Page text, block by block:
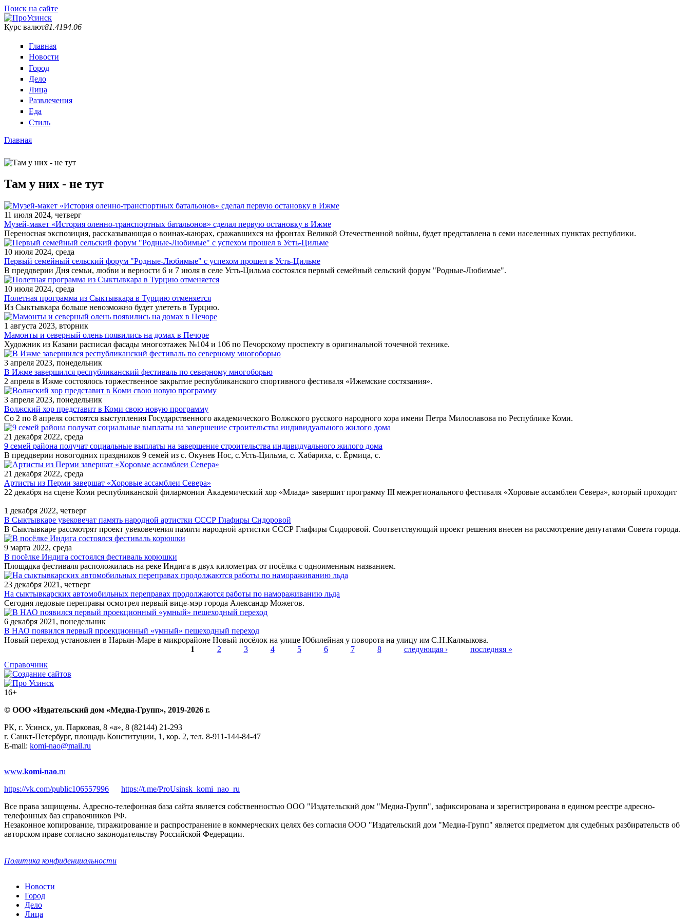
Поиск на сайте
Курс валют81.4194.06
Главная
Новости
Город
Дело
Лица
Развлечения
Еда
Стиль
Главная
Там у них - не тут
11 июля 2024, четверг
Музей-макет «История оленно-транспортных батальонов» сделал первую остановку в Ижме
Переносная экспозиция, рассказывающая о воинах-каюрах, сражавшихся на фронтах Великой Отечественной войны, будет представлена в семи населенных пунктах республики.
10 июля 2024, среда
Первый семейный сельский форум "Родные-Любимые" с успехом прошел в Усть-Цильме
В преддверии Дня семьи, любви и верности 6 и 7 июля в селе Усть-Цильма состоялся первый семейный сельский форум "Родные-Любимые".
10 июля 2024, среда
Полетная программа из Сыктывкара в Турцию отменяется
Из Сыктывкара больше невозможно будет улететь в Турцию.
1 августа 2023, вторник
Мамонты и северный олень появились на домах в Печоре
Художник из Казани расписал фасады многоэтажек №104 и 106 по Печорскому проспекту в оригинальной точечной технике.
3 апреля 2023, понедельник
В Ижме завершился республиканский фестиваль по северному многоборью
2 апреля в Ижме состоялось торжественное закрытие республиканского спортивного фестиваля «Ижемские состязания».
3 апреля 2023, понедельник
Волжский хор представит в Коми свою новую программу
Со 2 по 8 апреля состоятся выступления Государственного академического Волжского русского народного хора имени Петра Милославова по Республике Коми.
21 декабря 2022, среда
9 семей района получат социальные выплаты на завершение строительства индивидуального жилого дома
В преддверии новогодних праздников 9 семей из с. Окунев Нос, с.Усть-Цильма, с. Хабариха, с. Ёрмица, с.
21 декабря 2022, среда
Артисты из Перми завершат «Хоровые ассамблеи Севера»
22 декабря на сцене Коми республиканской филармонии Академический хор «Млада» завершит программу III межрегионального фестиваля «Хоровые ассамблеи Севера», который проходит
1 декабря 2022, четверг
В Сыктывкаре увековечат память народной артистки СССР Глафиры Сидоровой
В Сыктывкаре рассмотрят проект увековечения памяти народной артистки СССР Глафиры Сидоровой. Соответствующий проект решения внесен на рассмотрение депутатами Совета города.
9 марта 2022, среда
В посёлке Индига состоялся фестиваль корюшки
Площадка фестиваля расположилась на реке Индига в двух километрах от посёлка с одноименным названием.
23 декабря 2021, четверг
На сыктывкарских автомобильных переправах продолжаются работы по намораживанию льда
Сегодня ледовые переправы осмотрел первый вице-мэр города Александр Можегов.
6 декабря 2021, понедельник
В НАО появился первый проекционный «умный» пешеходный переход
Новый переход установлен в Нарьян-Маре в микрорайоне Новый посёлок на улице Юбилейная у поворота на улицу им С.Н.Калмыкова.
Страницы
1 2 3 4 5 6 7 8 следующая ›
последняя »
Справочник
16+
© ООО «Издательский дом «Медиа-Групп», 2019-2026 г.
РК, г. Усинск, ул. Парковая, 8 «а», 8 (82144) 21-293
г. Санкт-Петербург, площадь Конституции, 1, кор. 2, тел. 8-911-144-84-47
E-mail: komi-nao@mail.ru
www.komi-nao.ru
https://vk.com/public106557996
https://t.me/ProUsinsk_komi_nao_ru
Все права защищены. Адресно-телефонная база сайта является собственностью ООО "Издательский дом "Медиа-Групп", зафиксирована и зарегистрирована в едином реестре адресно-
телефонных баз справочников РФ.
Незаконное копирование, тиражирование и распространение в коммерческих целях без согласия ООО "Издательский дом "Медиа-Групп" является предметом для судебных разбирательств об
авторском праве согласно законодательству Российской Федерации.
Политика конфиденциальности
Новости
Город
Дело
Лица